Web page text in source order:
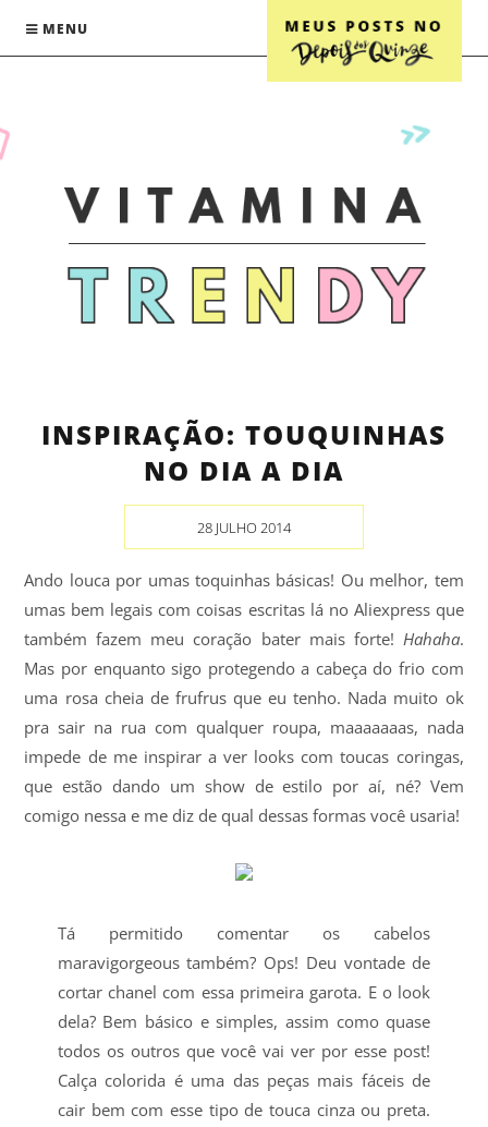
MENU
INSPIRAÇÃO: TOUQUINHAS
NO DIA A DIA
28 JULHO 2014
Ando louca por umas toquinhas básicas! Ou melhor, tem
umas bem legais com coisas escritas lá no Aliexpress que
também fazem meu coração bater mais forte! Hahaha.
Mas por enquanto sigo protegendo a cabeça do frio com
uma rosa cheia de frufrus que eu tenho. Nada muito ok
pra sair na rua com qualquer roupa, maaaaaaas, nada
impede de me inspirar a ver looks com toucas coringas,
que estão dando um show de estilo por aí, né? Vem
comigo nessa e me diz de qual dessas formas você usaria!
Tá permitido comentar os cabelos
maravigorgeous também? Ops! Deu vontade de
cortar chanel com essa primeira garota. E o look
dela? Bem básico e simples, assim como quase
todos os outros que você vai ver por esse post!
Calça colorida é uma das peças mais fáceis de
cair bem com esse tipo de touca cinza ou preta.